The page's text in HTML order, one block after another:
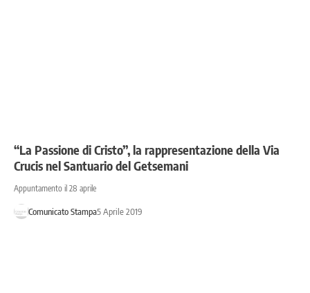
“La Passione di Cristo”, la rappresentazione della Via
Crucis nel Santuario del Getsemani
Appuntamento il 28 aprile
Comunicato Stampa5 Aprile 2019